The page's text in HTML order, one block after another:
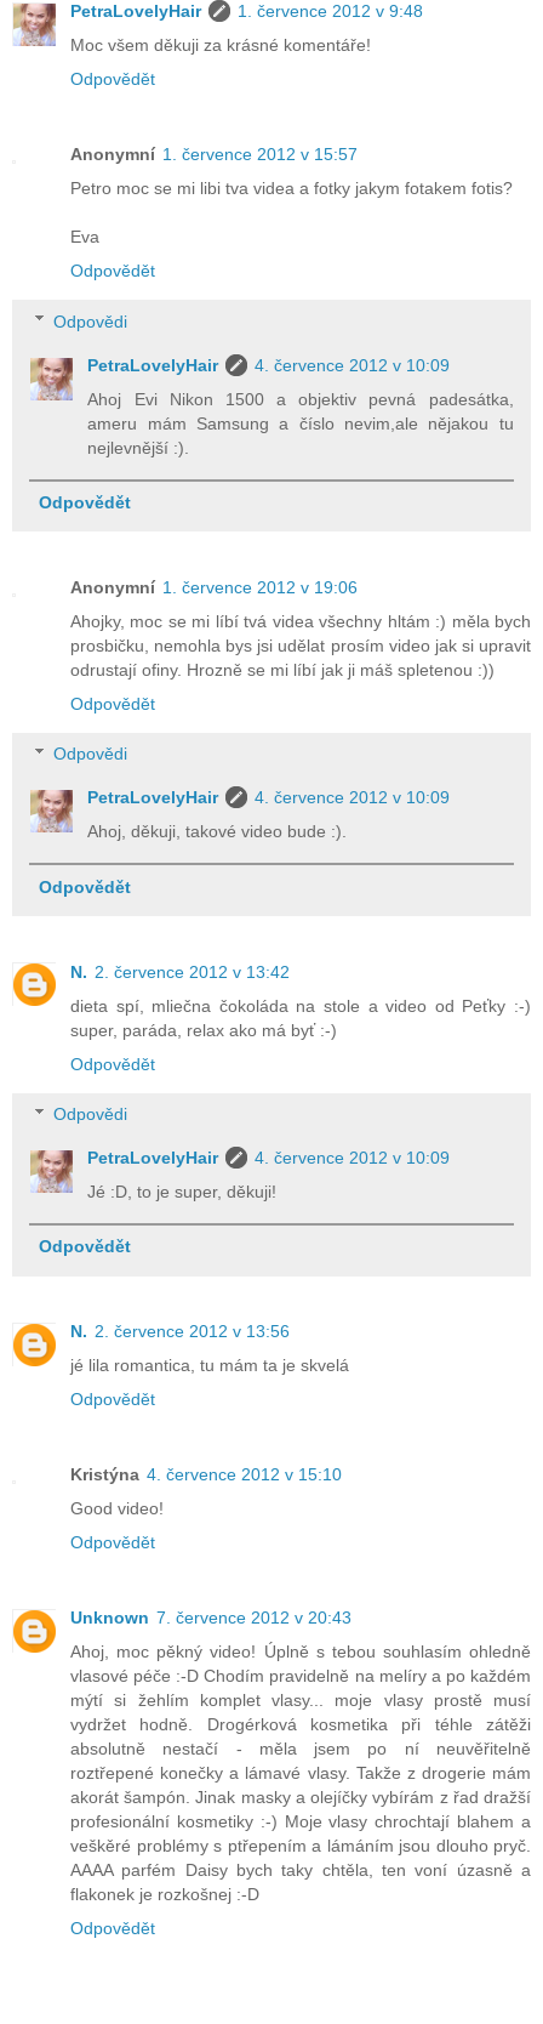
PetraLovelyHair
1. července 2012 v 9:48
Moc všem děkuji za krásné komentáře!
Odpovědět
Anonymní 1. července 2012 v 15:57
Petro moc se mi libi tva videa a fotky jakym fotakem fotis?
Eva
Odpovědět
Odpovědi
PetraLovelyHair
4. července 2012 v 10:09
Ahoj Evi Nikon 1500 a objektiv pevná padesátka,
ameru mám Samsung a číslo nevim,ale nějakou tu
nejlevnější :).
Odpovědět
Anonymní 1. července 2012 v 19:06
Ahojky, moc se mi líbí tvá videa všechny hltám :) měla bych
prosbičku, nemohla bys jsi udělat prosím video jak si upravit
odrustají ofiny. Hrozně se mi líbí jak ji máš spletenou :))
Odpovědět
Odpovědi
PetraLovelyHair
4. července 2012 v 10:09
Ahoj, děkuji, takové video bude :).
Odpovědět
N. 2. července 2012 v 13:42
dieta spí, mliečna čokoláda na stole a video od Peťky :-)
super, paráda, relax ako má byť :-)
Odpovědět
Odpovědi
PetraLovelyHair
4. července 2012 v 10:09
Jé :D, to je super, děkuji!
Odpovědět
N. 2. července 2012 v 13:56
jé lila romantica, tu mám ta je skvelá
Odpovědět
Kristýna 4. července 2012 v 15:10
Good video!
Odpovědět
Unknown 7. července 2012 v 20:43
Ahoj, moc pěkný video! Úplně s tebou souhlasím ohledně
vlasové péče :-D Chodím pravidelně na melíry a po každém
mýtí si žehlím komplet vlasy... moje vlasy prostě musí
vydržet hodně. Drogérková kosmetika při téhle zátěži
absolutně nestačí - měla jsem po ní neuvěřitelně
roztřepené konečky a lámavé vlasy. Takže z drogerie mám
akorát šampón. Jinak masky a olejíčky vybírám z řad dražší
profesionální kosmetiky :-) Moje vlasy chrochtají blahem a
veškěré problémy s ptřepením a lámáním jsou dlouho pryč.
AAAA parfém Daisy bych taky chtěla, ten voní úzasně a
flakonek je rozkošnej :-D
Odpovědět